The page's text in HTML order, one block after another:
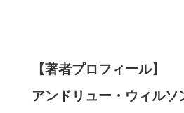
【著者プロフィール】
アンドリュー・ウィル